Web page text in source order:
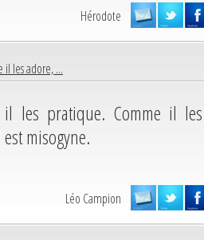
Hérodote
il les adore, ...
les pratique. Comme il les
misogyne.
Léo Campion